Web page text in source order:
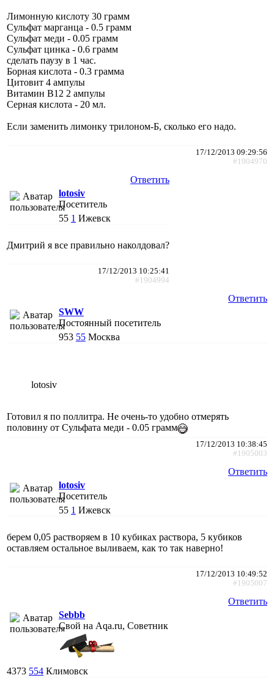
Лимонную кислоту 30 грамм
Сульфат марганца - 0.5 грамм
Сульфат меди - 0.05 грамм
Сульфат цинка - 0.6 грамм
сделать паузу в 1 час.
Борная кислота - 0.3 грамма
Цитовит 4 ампулы
Витамин B12 2 ампулы
Серная кислота - 20 мл.
Если заменить лимонку трилоном-Б, сколько его надо.
17/12/2013 09:29:56
#1904970
Ответить
lotosiv
Посетитель
55 1 Ижевск
Дмитрий я все правильно наколдовал?
17/12/2013 10:25:41
#1904994
Ответить
SWW
Постоянный посетитель
953 55 Москва
lotosiv
Готовил я по поллитра. Не очень-то удобно отмерять
половину от Сульфата меди - 0.05 грамм
17/12/2013 10:38:45
#1905003
Ответить
lotosiv
Посетитель
55 1 Ижевск
берем 0,05 растворяем в 10 кубиках раствора, 5 кубиков
оставляем остальное выливаем, как то так наверно!
17/12/2013 10:49:52
#1905007
Ответить
Sebbb
Свой на Aqa.ru, Советник
4373 554 Климовск